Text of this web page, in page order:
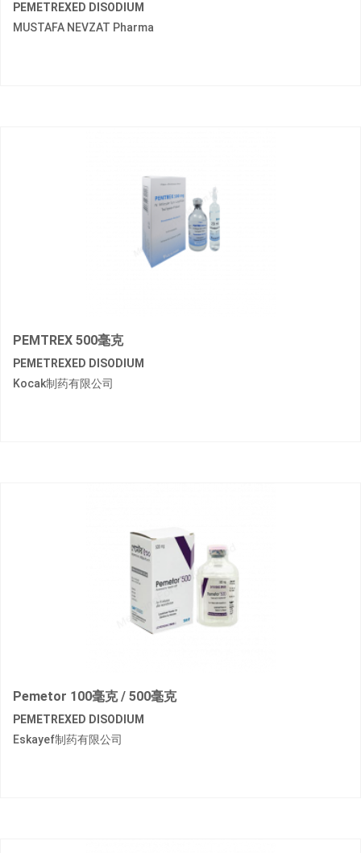
PEMETREXED DISODIUM
MUSTAFA NEVZAT Pharma
PEMTREX 500毫克
PEMETREXED DISODIUM
Kocak制药有限公司
Pemetor 100毫克 / 500毫克
PEMETREXED DISODIUM
Eskayef制药有限公司